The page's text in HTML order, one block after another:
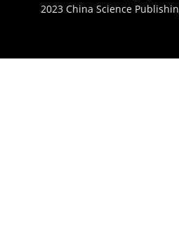
2023 China Science